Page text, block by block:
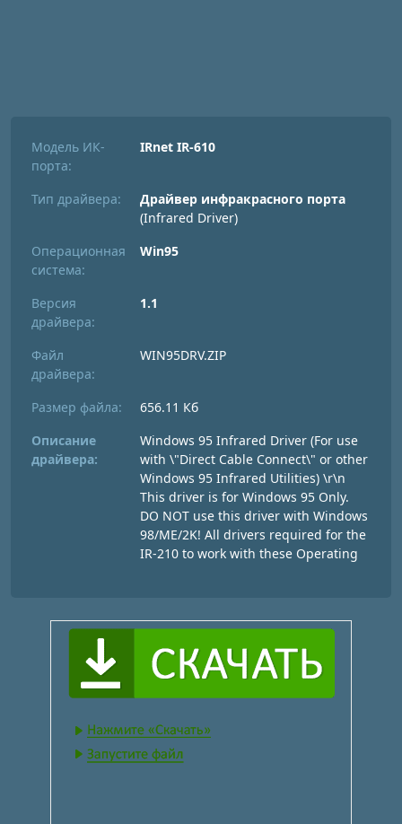
Модель ИК-
порта:
IRnet IR-610
Тип драйвера:
Драйвер инфракрасного порта
(Infrared Driver)
Операционная
система:
Win95
Версия
драйвера:
1.1
Файл
драйвера:
WIN95DRV.ZIP
Размер файла:
656.11 Кб
Описание
драйвера:
Windows 95 Infrared Driver (For use
with \"Direct Cable Connect\" or other
Windows 95 Infrared Utilities) \r\n
This driver is for Windows 95 Only.
DO NOT use this driver with Windows
98/ME/2K! All drivers required for the
IR-210 to work with these Operating